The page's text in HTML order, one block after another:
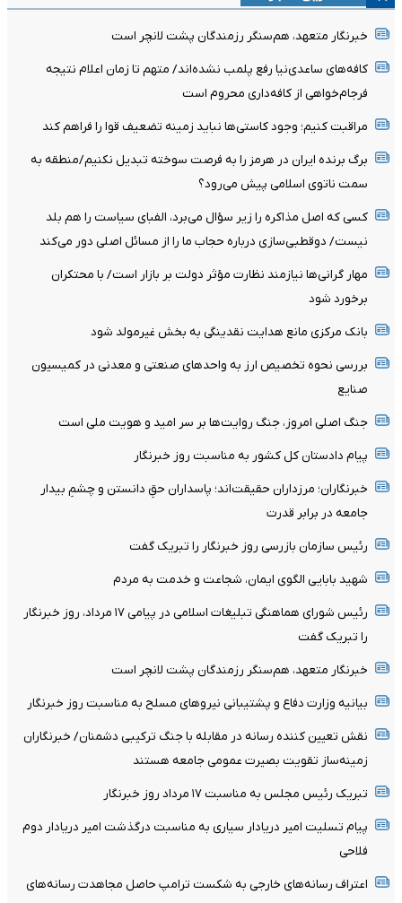
خبرنگار متعهد، هم‌سنگر رزمندگان پشت لانچر است
کافه‌های ساعدی‌نیا رفع پلمب نشده‌اند/ متهم تا زمان اعلام نتیجه
فرجام‌خواهی از کافه‌داری محروم است
مراقبت کنیم؛ وجود کاستی‌ها نباید زمینه تضعیف قوا را فراهم کند
برگ برنده ایران در هرمز را به فرصت سوخته تبدیل نکنیم/منطقه به
سمت ناتوی اسلامی پیش می‌رود؟
کسی که اصل مذاکره را زیر سؤال می‌برد، الفبای سیاست را هم بلد
نیست/ دوقطبی‌سازی درباره حجاب ما را از مسائل اصلی دور می‌کند
مهار گرانی‌ها نیازمند نظارت مؤثر دولت بر بازار است/ با محتکران
برخورد شود
بانک مرکزی مانع هدایت نقدینگی به بخش غیرمولد شود
بررسی نحوه تخصیص ارز به واحدهای صنعتی و معدنی در کمیسیون
صنایع
جنگ اصلی امروز، جنگ روایت‌ها بر سر امید و هویت ملی است
پیام دادستان کل کشور به مناسبت روز خبرنگار
خبرنگاران؛ مرزداران حقیقت‌اند؛ پاسداران حقِ دانستن و چشمِ بیدار
جامعه در برابر قدرت
رئیس سازمان بازرسی روز خبرنگار را تبریک گفت
شهید بابایی الگوی ایمان، شجاعت و خدمت به مردم
رئیس شورای هماهنگی تبلیغات اسلامی در پیامی ۱۷ مرداد، روز خبرنگار
را تبریک گفت
خبرنگار متعهد، هم‌سنگر رزمندگان پشت لانچر است
بیانیه وزارت دفاع و پشتیبانی نیروهای مسلح به مناسبت روز خبرنگار
نقش تعیین کننده رسانه در مقابله با جنگ ترکیبی دشمنان/ خبرنگاران
زمینه‌ساز تقویت بصیرت عمومی جامعه هستند
تبریک رئیس مجلس به مناسبت ۱۷ مرداد روز خبرنگار
پیام تسلیت امیر دریادار سیاری به مناسبت درگذشت امیر دریادار دوم‌
فلاحی
اعتراف رسانه‌های خارجی به شکست ترامپ حاصل مجاهدت رسانه‌های